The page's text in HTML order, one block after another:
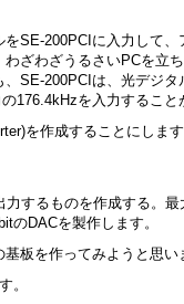
SE-200PCIに入力して
ざわざうるさいPCを立
SE-200PCIは、光デジ
176.4kHzを入力すること
を作成することにしま
するものを作成する。
のDACを製作します。
板を作ってみようと思い
。